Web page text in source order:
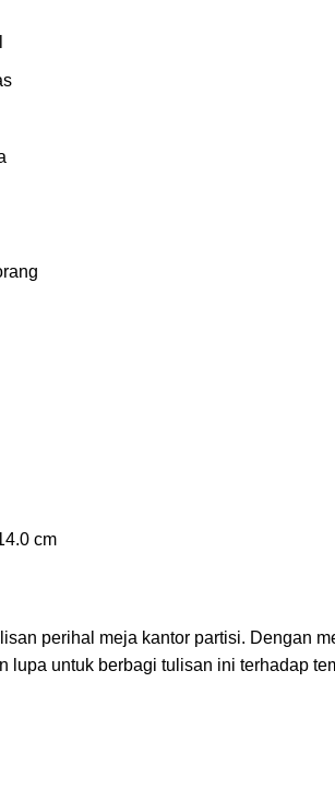
сm
perihal meja kantor partisi. Dengan
lupa untuk berbagi tulisan ini terhadap